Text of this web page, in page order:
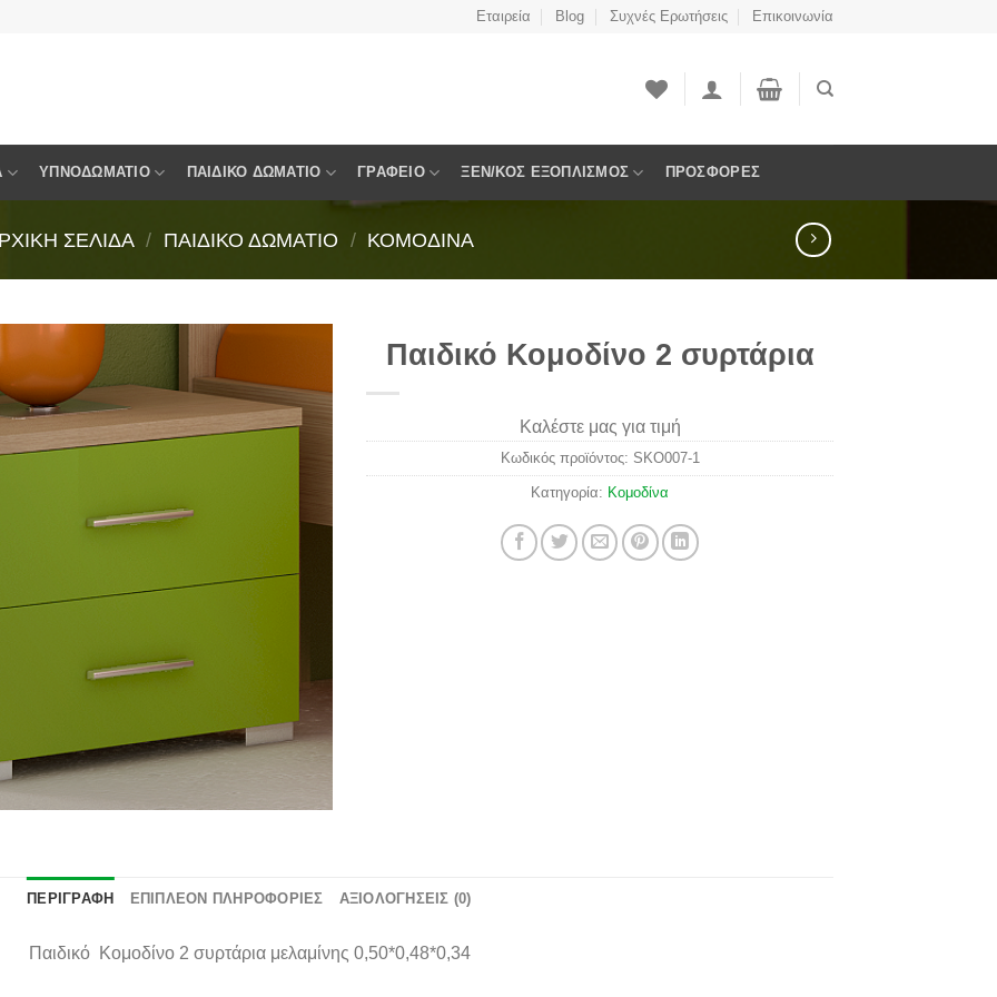
Εταιρεία Blog Συχνές Ερωτήσεις Επικοινωνία
ΥΠΝΟΔΩΜΆΤΙΟ ΠΑΙΔΙΚΌ ΔΩΜΆΤΙΟ ΓΡΑΦΕΊΟ ΞΕΝ/ΚΟΣ ΕΞΟΠΛΙΣΜΌΣ ΠΡΟΣΦΟΡΈΣ
ΣΕΛΊΔΑ / ΠΑΙΔΙΚΌ ΔΩΜΆΤΙΟ / ΚΟΜΟΔΊΝΑ
Πρόσθήκη
Παιδικό Κομοδίνο 2 συρτάρια
Καλέστε μας για τιμή
Κωδικός προϊόντος: SKO007-1
Κατηγορία: Κομοδίνα
ΠΕΡΙΓΡΑΦΉ ΕΠΙΠΛΈΟΝ ΠΛΗΡΟΦΟΡΊΕΣ ΑΞΙΟΛΟΓΉΣΕΙΣ (0)
Παιδικό Κομοδίνο 2 συρτάρια μελαμίνης 0,50*0,48*0,34